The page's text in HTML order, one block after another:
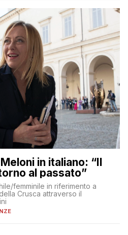
in italiano: “Il
al passato”
femminile in riferimento a
Crusca attraverso il